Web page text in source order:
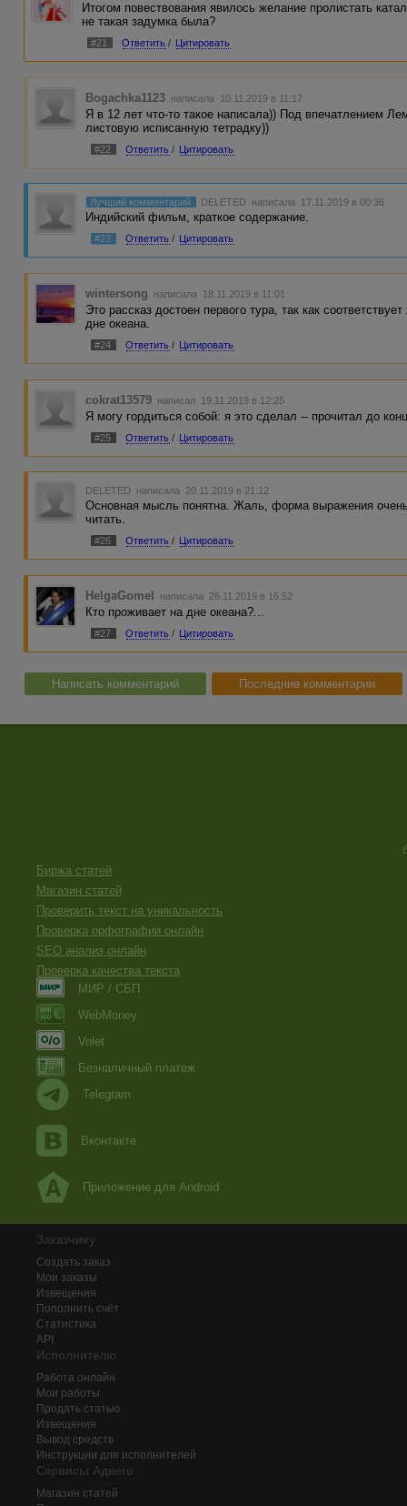
Итогом повествования явилось желание пролистать
не такая задумка была?
#21 Ответить / Цитировать
Bogachka1123 написала 10.11.2019 в 11:17
Я в 12 лет что-то такое написала)) Под впечатлением
листовую исписанную тетрадку))
#22 Ответить / Цитировать
Лучший комментарий DELETED написала 17.11.2019 в 00:36
Индийский фильм, краткое содержание.
#23 Ответить / Цитировать
wintersong написала 18.11.2019 в 11:01
Это рассказ достоен первого тура, так как
дне океана.
#24 Ответить / Цитировать
cokrat13579 написал 19.11.2019 в 12:25
Я могу гордиться собой: я это сделал -- прочитал до
#25 Ответить / Цитировать
DELETED написала 20.11.2019 в 21:12
Основная мысль понятна. Жаль, форма выражения
читать.
#26 Ответить / Цитировать
HelgaGomel написала 26.11.2019 в 16:52
Кто проживает на дне океана?...
#27 Ответить / Цитировать
Написать комментарий Последние комментарии
Биржа статей
Магазин статей
Проверить текст на уникальность
Проверка орфографии онлайн
SEO анализ онлайн
Проверка качества текста
МИР / СБП
WebMoney
Volet
Безналичный платеж
Telegram
Вконтакте
Приложение для Android
Заказчику
Создать заказ
Мои заказы
Извещения
Пополнить счёт
Статистика
API
Исполнителю
Работа онлайн
Мои работы
Продать статью
Извещения
Вывод средств
Инструкции для исполнителей
Сервисы Адвего
Магазин статей